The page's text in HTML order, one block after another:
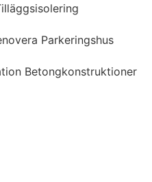
Parkeringshus
Betongkonstruktioner